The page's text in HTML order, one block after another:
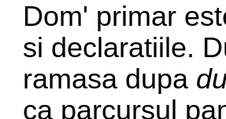
Dom' primar
si declaratiile.
ramasa dupa
ca parcursul